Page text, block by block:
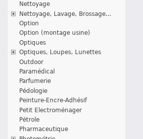
Nettoyage
Nettoyage, Lavage, Brossage...
Option
Option (montage usine)
Optiques
Optiques, Loupes, Lunettes
Outdoor
Paramédical
Parfumerie
Pédologie
Peinture-Encre-Adhésif
Petit Electroménager
Pétrole
Pharmaceutique